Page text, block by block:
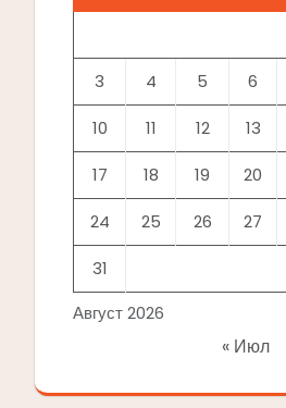
Август 2026
3 4 5 6
10 11 12 13
17 18 19 20
24 25 26 27
31
« Июл